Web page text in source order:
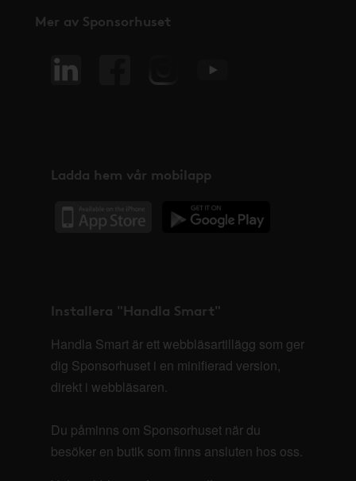
Mer av Sponsorhuset
Ladda hem vår mobilapp
Installera "Handla Smart"
Handla Smart är ett webbläsartillägg som ger
dig Sponsorhuset i en minifierad version,
direkt i webbläsaren.
Du påminns om Sponsorhuset när du
besöker en butik som finns ansluten hos oss.